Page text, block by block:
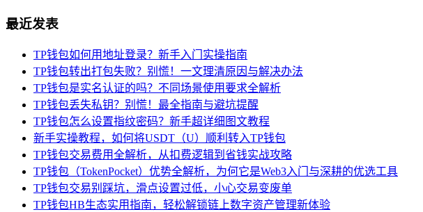
最近发表
TP钱包如何用地址登录？新手入门实操指南
TP钱包转出打包失败？别慌！一文理清原因与解决办法
TP钱包是实名认证的吗？不同场景使用要求全解析
TP钱包丢失私钥？别慌！最全指南与避坑提醒
TP钱包怎么设置指纹密码？新手超详细图文教程
新手实操教程，如何将USDT（U）顺利转入TP钱包
TP钱包交易费用全解析，从扣费逻辑到省钱实战攻略
TP钱包（TokenPocket）优势全解析，为何它是Web3入门与深耕的优选工具
TP钱包交易别踩坑，滑点设置过低，小心交易变废单
TP钱包HB生态实用指南，轻松解锁链上数字资产管理新体验